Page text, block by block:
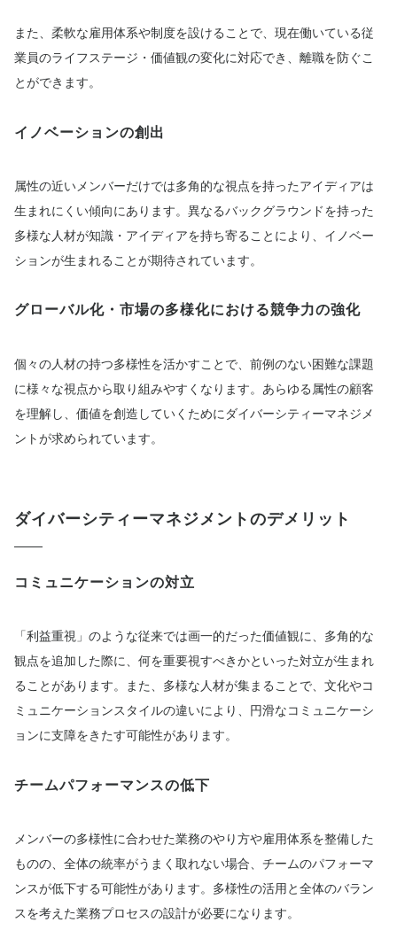
また、柔軟な雇用体系や制度を設けることで、現在働いている従
業員のライフステージ・価値観の変化に対応でき、離職を防ぐこ
とができます。
イノベーションの創出
属性の近いメンバーだけでは多角的な視点を持ったアイディアは
生まれにくい傾向にあります。異なるバックグラウンドを持った
多様な人材が知識・アイディアを持ち寄ることにより、イノベー
ションが生まれることが期待されています。
グローバル化・市場の多様化における競争力の強化
個々の人材の持つ多様性を活かすことで、前例のない困難な課題
に様々な視点から取り組みやすくなります。あらゆる属性の顧客
を理解し、価値を創造していくためにダイバーシティーマネジメ
ントが求められています。
ダイバーシティーマネジメントのデメリット
コミュニケーションの対立
「利益重視」のような従来では画一的だった価値観に、多角的な
観点を追加した際に、何を重要視すべきかといった対立が生まれ
ることがあります。また、多様な人材が集まることで、文化やコ
ミュニケーションスタイルの違いにより、円滑なコミュニケーシ
ョンに支障をきたす可能性があります。
チームパフォーマンスの低下
メンバーの多様性に合わせた業務のやり方や雇用体系を整備した
ものの、全体の統率がうまく取れない場合、チームのパフォーマ
ンスが低下する可能性があります。多様性の活用と全体のバラン
スを考えた業務プロセスの設計が必要になります。